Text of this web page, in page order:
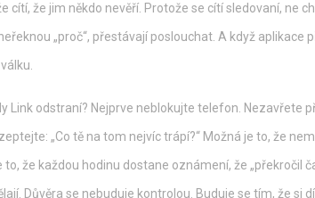
cítí, že jim někdo nevěří. Protože se cítí sledovaní, ne
„proč“, přestávají poslouchat. A když
Link odstraní? Nejprve neblokujte telefon. Nezavřete
„Co tě na tom nejvíc trápí?“ Možná je to, že
to, že každou hodinu dostane oznámení, že „překročil
Důvěra se nebuduje kontrolou. Buduje se tím, že si